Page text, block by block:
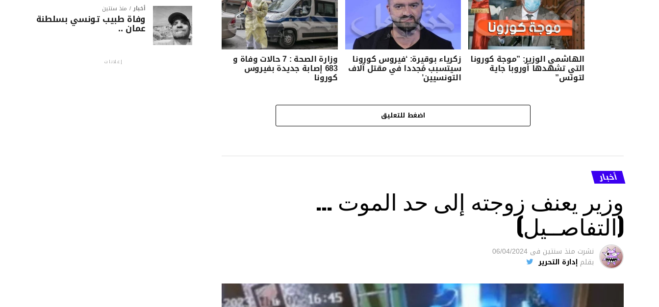
الهاشمي الوزير: ”موجة كورونا
التي تشهدها أوروبا جاية
لتونس”
زكرياء بوقيرة: ‘فيروس كورونا
سيتسبب مُجددا في مقتل آلاف
التونسيين’
وزارة الصحة : 7 حالات وفاة و
683 إصابة جديدة بفيروس
كورونا
اضغط للتعليق
أخبار
وزير يعنف زوجته إلى حد الموت …
(التفاصــيل)
نشرت منذ سنتين فى 06/04/2024
بقلم إدارة التحرير
أخبار منذ سنتين
وفاة طبيب تونسي بسلطنة
عمان ..
إعلانات